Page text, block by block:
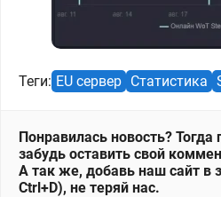
Теги: EU сервер Статистика
Понравилась новость? Тогда
забудь оставить свой
А так же, добавь наш сайт в
Ctrl+D), не теряй нас.